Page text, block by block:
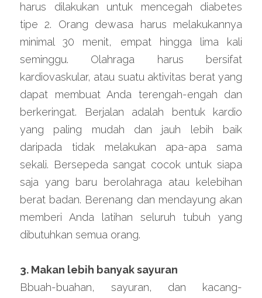
harus dilakukan untuk mencegah diabetes
tipe 2. Orang dewasa harus melakukannya
minimal 30 menit, empat hingga lima kali
seminggu. Olahraga harus bersifat
kardiovaskular, atau suatu aktivitas berat yang
dapat membuat Anda terengah-engah dan
berkeringat. Berjalan adalah bentuk kardio
yang paling mudah dan jauh lebih baik
daripada tidak melakukan apa-apa sama
sekali. Bersepeda sangat cocok untuk siapa
saja yang baru berolahraga atau kelebihan
berat badan. Berenang dan mendayung akan
memberi Anda latihan seluruh tubuh yang
dibutuhkan semua orang.
3. Makan lebih banyak sayuran
Bbuah-buahan, sayuran, dan kacang-